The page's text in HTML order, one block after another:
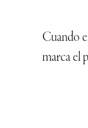
Cuando
marca el